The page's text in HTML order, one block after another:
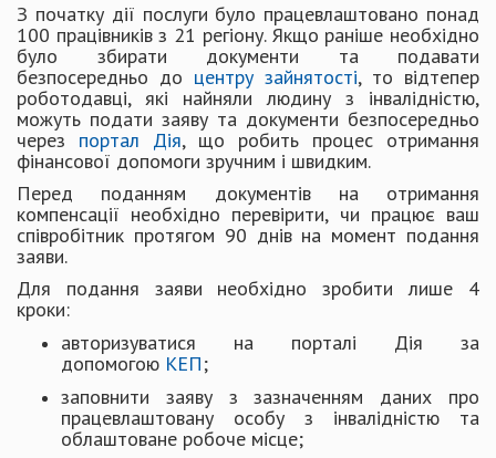
З початку дії послуги було працевлаштовано понад
100 працівників з 21 регіону. Якщо раніше необхідно
було збирати документи та подавати
безпосередньо до центру зайнятості, то відтепер
роботодавці, які найняли людину з інвалідністю,
можуть подати заяву та документи безпосередньо
через портал Дія, що робить процес отримання
фінансової допомоги зручним і швидким.
Перед поданням документів на отримання
компенсації необхідно перевірити, чи працює ваш
співробітник протягом 90 днів на момент подання
заяви.
Для подання заяви необхідно зробити лише 4
кроки:
авторизуватися на порталі Дія за
допомогою КЕП;
заповнити заяву з зазначенням даних про
працевлаштовану особу з інвалідністю та
облаштоване робоче місце;